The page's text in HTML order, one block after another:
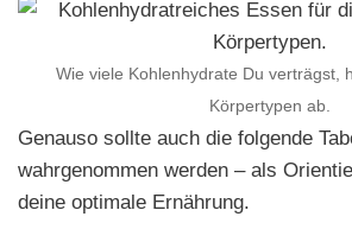
Wie viele Kohlenhydrate Du verträgst,
Körpertypen ab.
Genauso sollte auch die folgende
wahrgenommen werden – als
deine optimale Ernährung.